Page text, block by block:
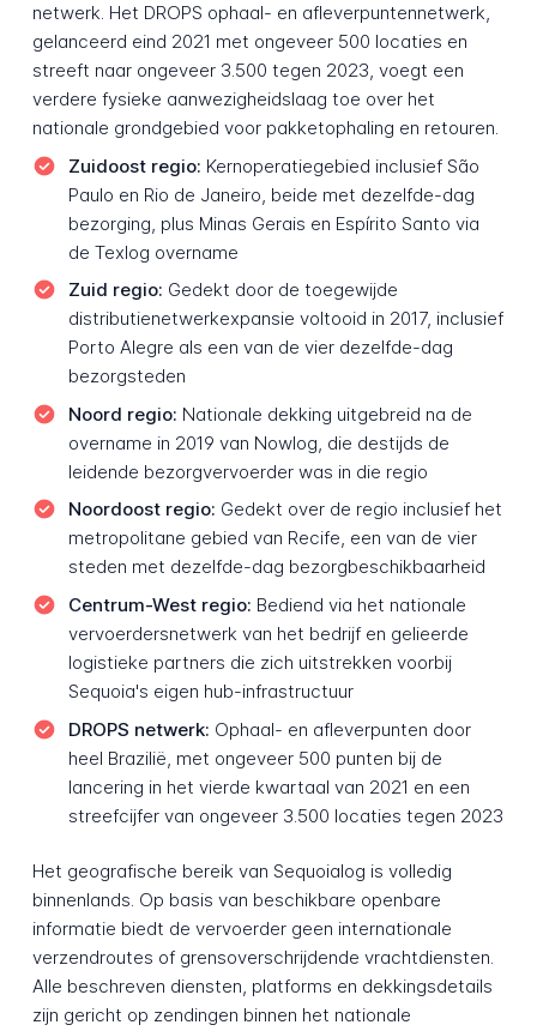
netwerk. Het DROPS ophaal- en afleverpuntennetwerk,
gelanceerd eind 2021 met ongeveer 500 locaties en
streeft naar ongeveer 3.500 tegen 2023, voegt een
verdere fysieke aanwezigheidslaag toe over het
nationale grondgebied voor pakketophaling en retouren.
Zuidoost regio: Kernoperatiegebied inclusief São
Paulo en Rio de Janeiro, beide met dezelfde-dag
bezorging, plus Minas Gerais en Espírito Santo via
de Texlog overname
Zuid regio: Gedekt door de toegewijde
distributienetwerkexpansie voltooid in 2017, inclusief
Porto Alegre als een van de vier dezelfde-dag
bezorgsteden
Noord regio: Nationale dekking uitgebreid na de
overname in 2019 van Nowlog, die destijds de
leidende bezorgvervoerder was in die regio
Noordoost regio: Gedekt over de regio inclusief het
metropolitane gebied van Recife, een van de vier
steden met dezelfde-dag bezorgbeschikbaarheid
Centrum-West regio: Bediend via het nationale
vervoerdersnetwerk van het bedrijf en gelieerde
logistieke partners die zich uitstrekken voorbij
Sequoia's eigen hub-infrastructuur
DROPS netwerk: Ophaal- en afleverpunten door
heel Brazilië, met ongeveer 500 punten bij de
lancering in het vierde kwartaal van 2021 en een
streefcijfer van ongeveer 3.500 locaties tegen 2023
Het geografische bereik van Sequoialog is volledig
binnenlands. Op basis van beschikbare openbare
informatie biedt de vervoerder geen internationale
verzendroutes of grensoverschrijdende vrachtdiensten.
Alle beschreven diensten, platforms en dekkingsdetails
zijn gericht op zendingen binnen het nationale